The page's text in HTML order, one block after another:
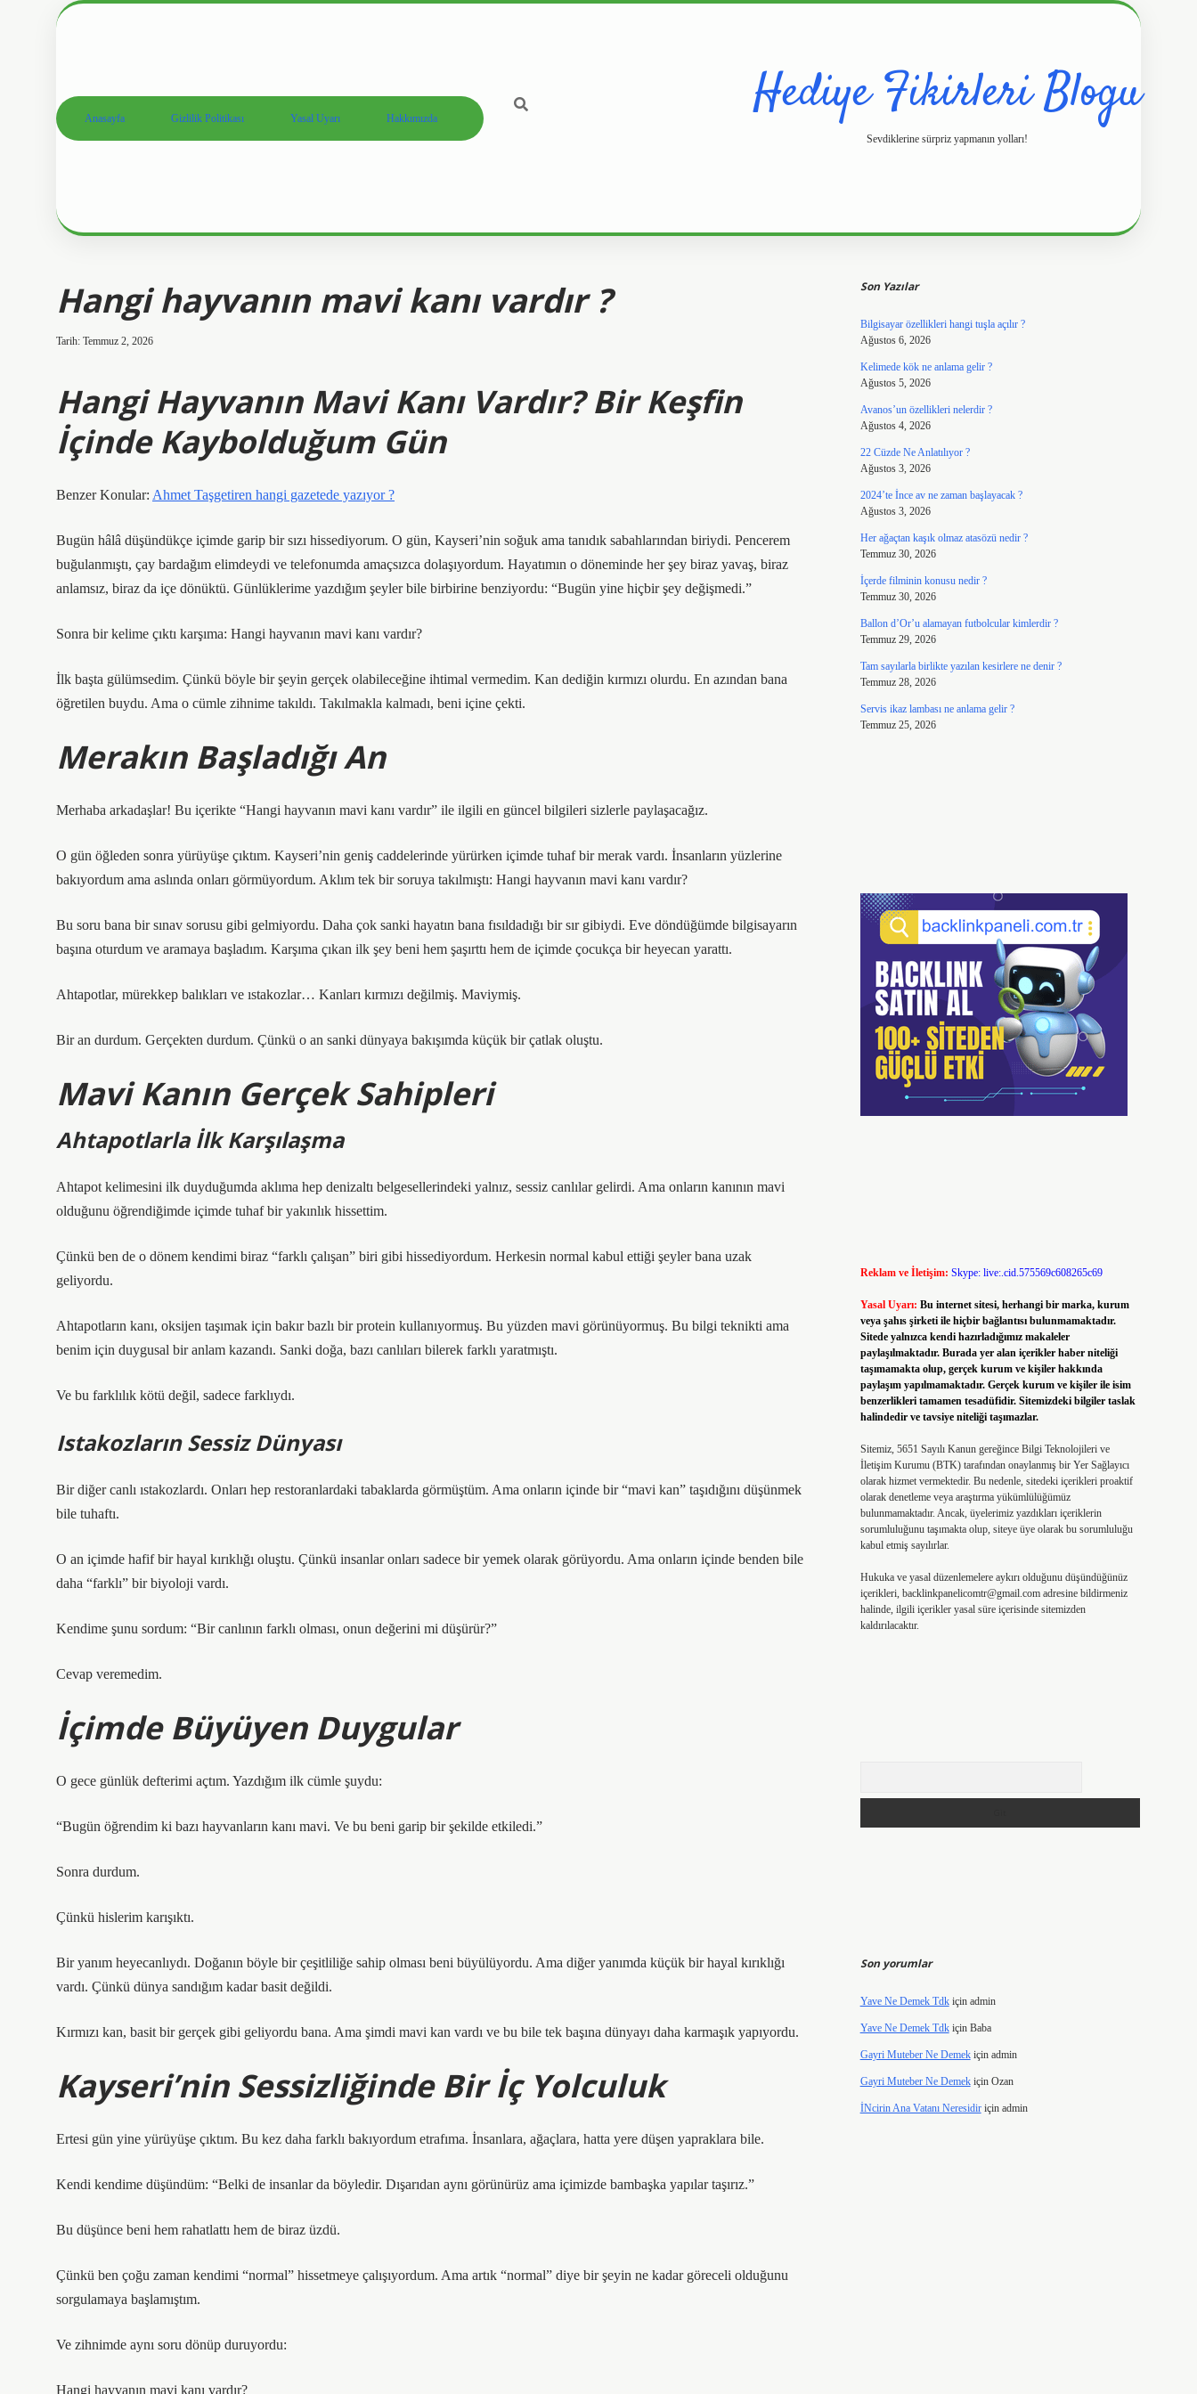
Anasayfa Gizlilik Politikası Yasal Uyarı Hakkımızda Hediye Fikirleri Blogu
Sevdiklerine sürpriz yapmanın yolları!
Hangi hayvanın mavi kanı vardır ?
Tarih: Temmuz 2, 2026
Hangi Hayvanın Mavi Kanı Vardır? Bir Keşfin
İçinde Kaybolduğum Gün
Benzer Konular: Ahmet Taşgetiren hangi gazetede yazıyor ?
Bugün hâlâ düşündükçe içimde garip bir sızı hissediyorum. O gün, Kayseri’nin soğuk ama tanıdık sabahlarından biriydi. Pencerem
buğulanmıştı, çay bardağım elimdeydi ve telefonumda amaçsızca dolaşıyordum. Hayatımın o döneminde her şey biraz yavaş, biraz
anlamsız, biraz da içe dönüktü. Günlüklerime yazdığım şeyler bile birbirine benziyordu: “Bugün yine hiçbir şey değişmedi.”
Sonra bir kelime çıktı karşıma: Hangi hayvanın mavi kanı vardır?
İlk başta gülümsedim. Çünkü böyle bir şeyin gerçek olabileceğine ihtimal vermedim. Kan dediğin kırmızı olurdu. En azından bana
öğretilen buydu. Ama o cümle zihnime takıldı. Takılmakla kalmadı, beni içine çekti.
Merakın Başladığı An
Merhaba arkadaşlar! Bu içerikte “Hangi hayvanın mavi kanı vardır” ile ilgili en güncel bilgileri sizlerle paylaşacağız.
O gün öğleden sonra yürüyüşe çıktım. Kayseri’nin geniş caddelerinde yürürken içimde tuhaf bir merak vardı. İnsanların yüzlerine
bakıyordum ama aslında onları görmüyordum. Aklım tek bir soruya takılmıştı: Hangi hayvanın mavi kanı vardır?
Bu soru bana bir sınav sorusu gibi gelmiyordu. Daha çok sanki hayatın bana fısıldadığı bir sır gibiydi. Eve döndüğümde bilgisayarın
başına oturdum ve aramaya başladım. Karşıma çıkan ilk şey beni hem şaşırttı hem de içimde çocukça bir heyecan yarattı.
Ahtapotlar, mürekkep balıkları ve ıstakozlar… Kanları kırmızı değilmiş. Maviymiş.
Bir an durdum. Gerçekten durdum. Çünkü o an sanki dünyaya bakışımda küçük bir çatlak oluştu.
Mavi Kanın Gerçek Sahipleri
Ahtapotlarla İlk Karşılaşma
Ahtapot kelimesini ilk duyduğumda aklıma hep denizaltı belgesellerindeki yalnız, sessiz canlılar gelirdi. Ama onların kanının mavi
olduğunu öğrendiğimde içimde tuhaf bir yakınlık hissettim.
Çünkü ben de o dönem kendimi biraz “farklı çalışan” biri gibi hissediyordum. Herkesin normal kabul ettiği şeyler bana uzak
geliyordu.
Ahtapotların kanı, oksijen taşımak için bakır bazlı bir protein kullanıyormuş. Bu yüzden mavi görünüyormuş. Bu bilgi teknikti ama
benim için duygusal bir anlam kazandı. Sanki doğa, bazı canlıları bilerek farklı yaratmıştı.
Ve bu farklılık kötü değil, sadece farklıydı.
Istakozların Sessiz Dünyası
Bir diğer canlı ıstakozlardı. Onları hep restoranlardaki tabaklarda görmüştüm. Ama onların içinde bir “mavi kan” taşıdığını düşünmek
bile tuhaftı.
O an içimde hafif bir hayal kırıklığı oluştu. Çünkü insanlar onları sadece bir yemek olarak görüyordu. Ama onların içinde benden bile
daha “farklı” bir biyoloji vardı.
Kendime şunu sordum: “Bir canlının farklı olması, onun değerini mi düşürür?”
Cevap veremedim.
İçimde Büyüyen Duygular
O gece günlük defterimi açtım. Yazdığım ilk cümle şuydu:
“Bugün öğrendim ki bazı hayvanların kanı mavi. Ve bu beni garip bir şekilde etkiledi.”
Sonra durdum.
Çünkü hislerim karışıktı.
Bir yanım heyecanlıydı. Doğanın böyle bir çeşitliliğe sahip olması beni büyülüyordu. Ama diğer yanımda küçük bir hayal kırıklığı
vardı. Çünkü dünya sandığım kadar basit değildi.
Kırmızı kan, basit bir gerçek gibi geliyordu bana. Ama şimdi mavi kan vardı ve bu bile tek başına dünyayı daha karmaşık yapıyordu.
Kayseri’nin Sessizliğinde Bir İç Yolculuk
Ertesi gün yine yürüyüşe çıktım. Bu kez daha farklı bakıyordum etrafıma. İnsanlara, ağaçlara, hatta yere düşen yapraklara bile.
Kendi kendime düşündüm: “Belki de insanlar da böyledir. Dışarıdan aynı görünürüz ama içimizde bambaşka yapılar taşırız.”
Bu düşünce beni hem rahatlattı hem de biraz üzdü.
Çünkü ben çoğu zaman kendimi “normal” hissetmeye çalışıyordum. Ama artık “normal” diye bir şeyin ne kadar göreceli olduğunu
sorgulamaya başlamıştım.
Ve zihnimde aynı soru dönüp duruyordu:
Hangi hayvanın mavi kanı vardır?
Son Yazılar
Bilgisayar özellikleri hangi tuşla açılır ?
Ağustos 6, 2026
Kelimede kök ne anlama gelir ?
Ağustos 5, 2026
Avanos’un özellikleri nelerdir ?
Ağustos 4, 2026
22 Cüzde Ne Anlatılıyor ?
Ağustos 3, 2026
2024’te İnce av ne zaman başlayacak ?
Ağustos 3, 2026
Her ağaçtan kaşık olmaz atasözü nedir ?
Temmuz 30, 2026
İçerde filminin konusu nedir ?
Temmuz 30, 2026
Ballon d’Or’u alamayan futbolcular kimlerdir ?
Temmuz 29, 2026
Tam sayılarla birlikte yazılan kesirlere ne denir ?
Temmuz 28, 2026
Servis ikaz lambası ne anlama gelir ?
Temmuz 25, 2026
Reklam ve İletişim: Skype: live:.cid.575569c608265c69
Yasal Uyarı: Bu internet sitesi, herhangi bir marka, kurum
veya şahıs şirketi ile hiçbir bağlantısı bulunmamaktadır.
Sitede yalnızca kendi hazırladığımız makaleler
paylaşılmaktadır. Burada yer alan içerikler haber niteliği
taşımamakta olup, gerçek kurum ve kişiler hakkında
paylaşım yapılmamaktadır. Gerçek kurum ve kişiler ile isim
benzerlikleri tamamen tesadüfidir. Sitemizdeki bilgiler taslak
halindedir ve tavsiye niteliği taşımazlar.
Sitemiz, 5651 Sayılı Kanun gereğince Bilgi Teknolojileri ve
İletişim Kurumu (BTK) tarafından onaylanmış bir Yer Sağlayıcı
olarak hizmet vermektedir. Bu nedenle, sitedeki içerikleri proaktif
olarak denetleme veya araştırma yükümlülüğümüz
bulunmamaktadır. Ancak, üyelerimiz yazdıkları içeriklerin
sorumluluğunu taşımakta olup, siteye üye olarak bu sorumluluğu
kabul etmiş sayılırlar.
Hukuka ve yasal düzenlemelere aykırı olduğunu düşündüğünüz
içerikleri, backlinkpanelicomtr@gmail.comadresine bildirmeniz
halinde, ilgili içerikler yasal süre içerisinde sitemizden
kaldırılacaktır.
Son yorumlar
Yave Ne Demek Tdkiçin admin
Yave Ne Demek Tdkiçin Baba
Gayri Muteber Ne Demekiçin admin
Gayri Muteber Ne Demekiçin Ozan
İNcirin Ana Vatanı Neresidiriçin admin